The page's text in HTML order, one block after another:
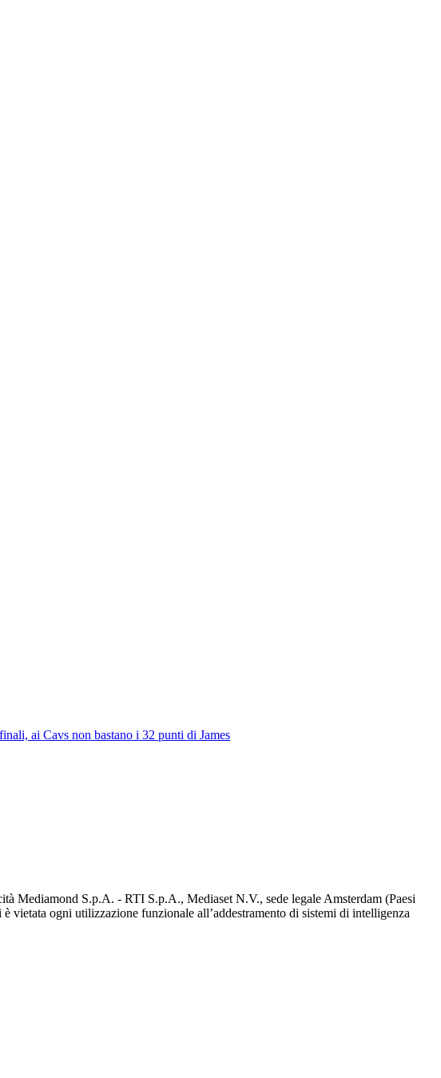
ai Cavs non bastano i 32 punti di James
Mediamond S.p.A. - RTI S.p.A., Mediaset N.V., sede legale Amsterdam (Paesi
vietata ogni utilizzazione funzionale all’addestramento di sistemi di intelligenza